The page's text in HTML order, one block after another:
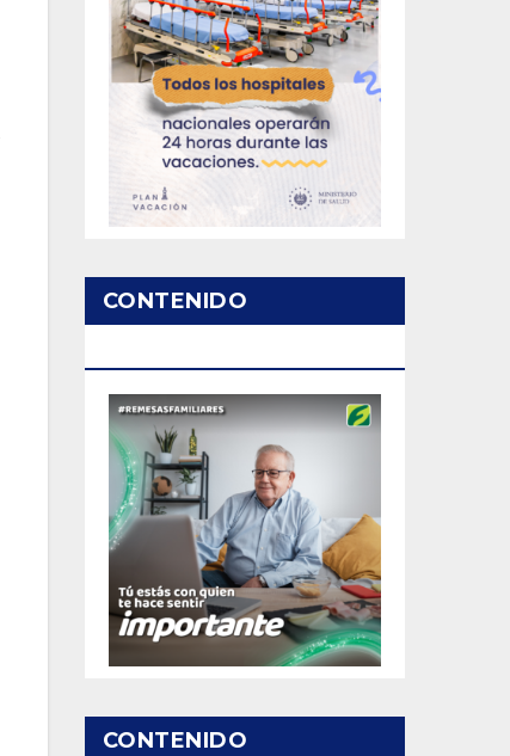
CONTENIDO
CONTENIDO